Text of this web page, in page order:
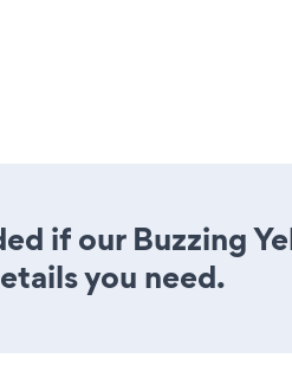
if our Buzzing
you need.